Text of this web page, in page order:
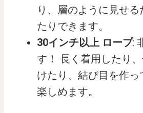
り、層のように見せ
たりできます。
30インチ以上 ロープ:
す！ 長く着用したり
けたり、結び目を作っ
楽しめます。